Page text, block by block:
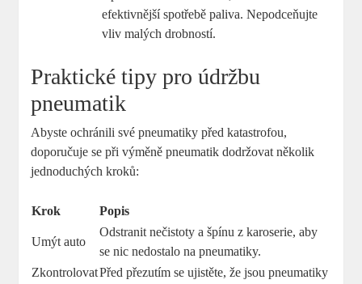
efektivnější spotřebě paliva. Nepodceňujte
vliv malých drobností.
Praktické tipy pro údržbu
pneumatik
Abyste ochránili své pneumatiky před katastrofou,
doporučuje se při výměně pneumatik dodržovat několik
jednoduchých kroků:
Krok Popis
Umýt auto
Odstranit nečistoty a špínu z karoserie, aby
se nic nedostalo na pneumatiky.
ZkontrolovatPřed přezutím se ujistěte, že jsou pneumatiky